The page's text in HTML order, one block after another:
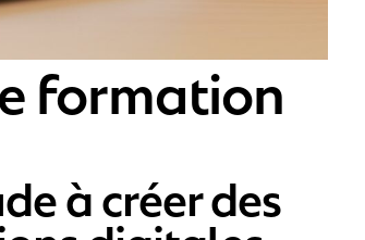
formation
à créer des